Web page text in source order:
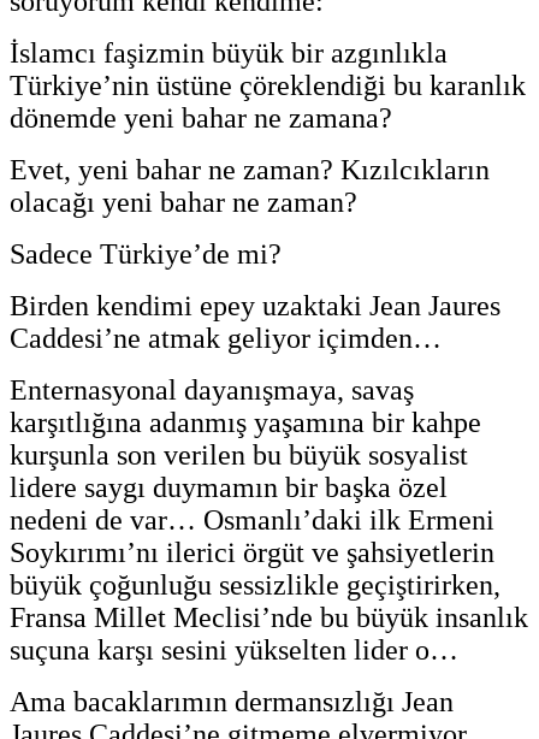
İslamcı faşizmin büyük bir azgınlıkla
Türkiye’nin üstüne çöreklendiği bu karanlık
dönemde yeni bahar ne zamana?
Evet, yeni bahar ne zaman? Kızılcıkların
olacağı yeni bahar ne zaman?
Sadece Türkiye’de mi?
Birden kendimi epey uzaktaki Jean Jaures
Caddesi’ne atmak geliyor içimden…
Enternasyonal dayanışmaya, savaş
karşıtlığına adanmış yaşamına bir kahpe
kurşunla son verilen bu büyük sosyalist
lidere saygı duymamın bir başka özel
nedeni de var… Osmanlı’daki ilk Ermeni
Soykırımı’nı ilerici örgüt ve şahsiyetlerin
büyük çoğunluğu sessizlikle geçiştirirken,
Fransa Millet Meclisi’nde bu büyük insanlık
suçuna karşı sesini yükselten lider o…
Ama bacaklarımın dermansızlığı Jean